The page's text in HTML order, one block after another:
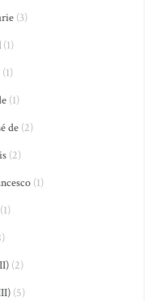
(3)
(1)
(1)
(1)
de(2)
(2)
(1)
(2)
(5)